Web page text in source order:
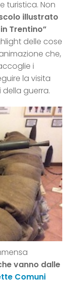
turistica. Non
illustrato
Trentino”
delle cose
che,
i
la visita
guerra.
vanno dalle
Comuni